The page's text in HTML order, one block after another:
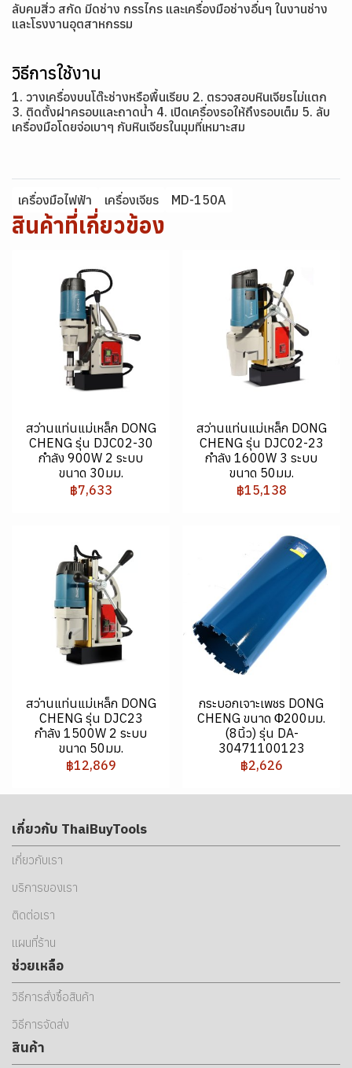
ลับคมสิ่ว สกัด มีดช่าง กรรไกร และเครื่องมือช่างอื่นๆ ในงานช่าง
และโรงงานอุตสาหกรรม
วิธีการใช้งาน
1. วางเครื่องบนโต๊ะช่างหรือพื้นเรียบ 2. ตรวจสอบหินเจียรไม่แตก
3. ติดตั้งฝาครอบและถาดน้ำ 4. เปิดเครื่องรอให้ถึงรอบเต็ม 5. ลับ
เครื่องมือโดยจ่อเบาๆ กับหินเจียรในมุมที่เหมาะสม
เครื่องมือไฟฟ้า เครื่องเจียร MD-150A
สินค้าที่เกี่ยวข้อง
สว่านแท่นแม่เหล็ก DONG
CHENG รุ่น DJC02-30
กำลัง 900W 2 ระบบ
ขนาด 30มม.
฿7,633
สว่านแท่นแม่เหล็ก DONG
CHENG รุ่น DJC02-23
กำลัง 1600W 3 ระบบ
ขนาด 50มม.
฿15,138
สว่านแท่นแม่เหล็ก DONG
CHENG รุ่น DJC23
กำลัง 1500W 2 ระบบ
ขนาด 50มม.
฿12,869
กระบอกเจาะเพชร DONG
CHENG ขนาด Φ200มม.
(8นิ้ว) รุ่น DA-
30471100123
฿2,626
เกี่ยวกับ ThaiBuyTools
เกี่ยวกับเรา
บริการของเรา
ติดต่อเรา
แผนที่ร้าน
ช่วยเหลือ
วิธีการสั่งซื้อสินค้า
วิธีการจัดส่ง
สินค้า